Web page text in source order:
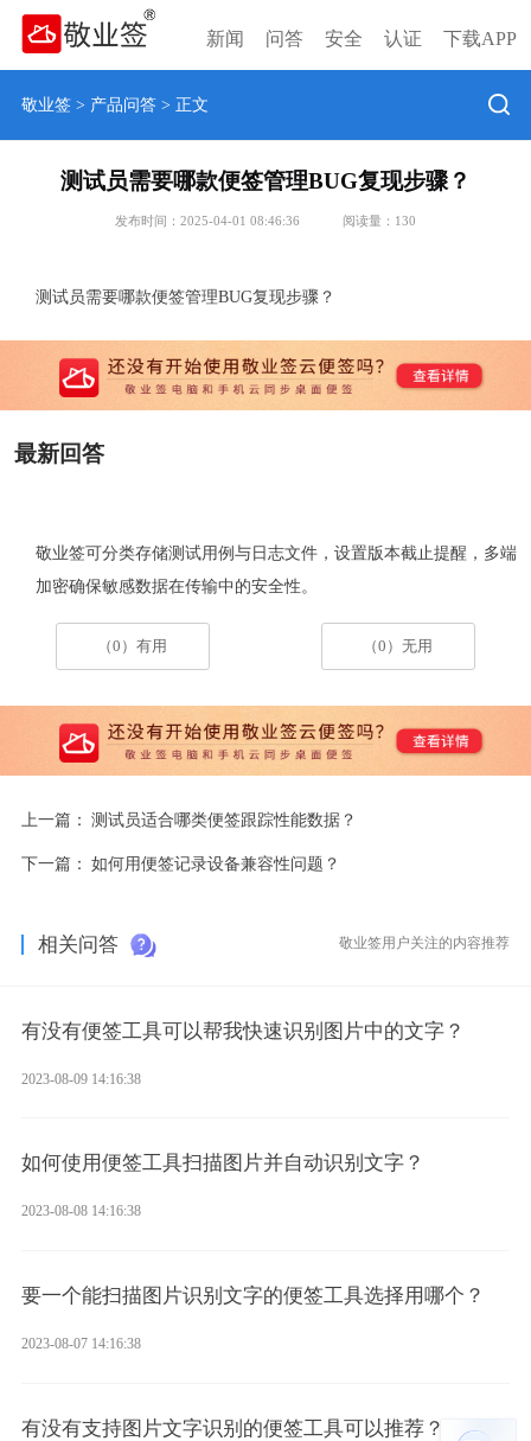
新闻 问答 安全 认证 下载APP
敬业签> 产品问答> 正文
测试员需要哪款便签管理BUG复现步骤？
发布时间：2025-04-01 08:46:36 阅读量： 130
测试员需要哪款便签管理BUG复现步骤？
最新回答
敬业签可分类存储测试用例与日志文件，设置版本截止提醒，多端
加密确保敏感数据在传输中的安全性。
（0）有用 （0）无用
上一篇： 测试员适合哪类便签跟踪性能数据？
下一篇： 如何用便签记录设备兼容性问题？
相关问答 敬业签用户关注的内容推荐
有没有便签工具可以帮我快速识别图片中的文字？
2023-08-09 14:16:38
如何使用便签工具扫描图片并自动识别文字？
2023-08-08 14:16:38
要一个能扫描图片识别文字的便签工具选择用哪个？
2023-08-07 14:16:38
有没有支持图片文字识别的便签工具可以推荐？